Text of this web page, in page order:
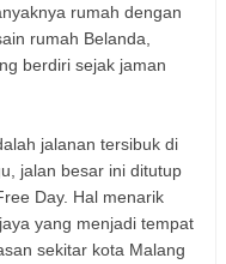
rumah dengan
rumah Belanda,
berdiri sejak jaman
jalanan tersibuk di
jalan besar ini ditutup
Day. Hal menarik
yang menjadi tempat
sekitar kota Malang